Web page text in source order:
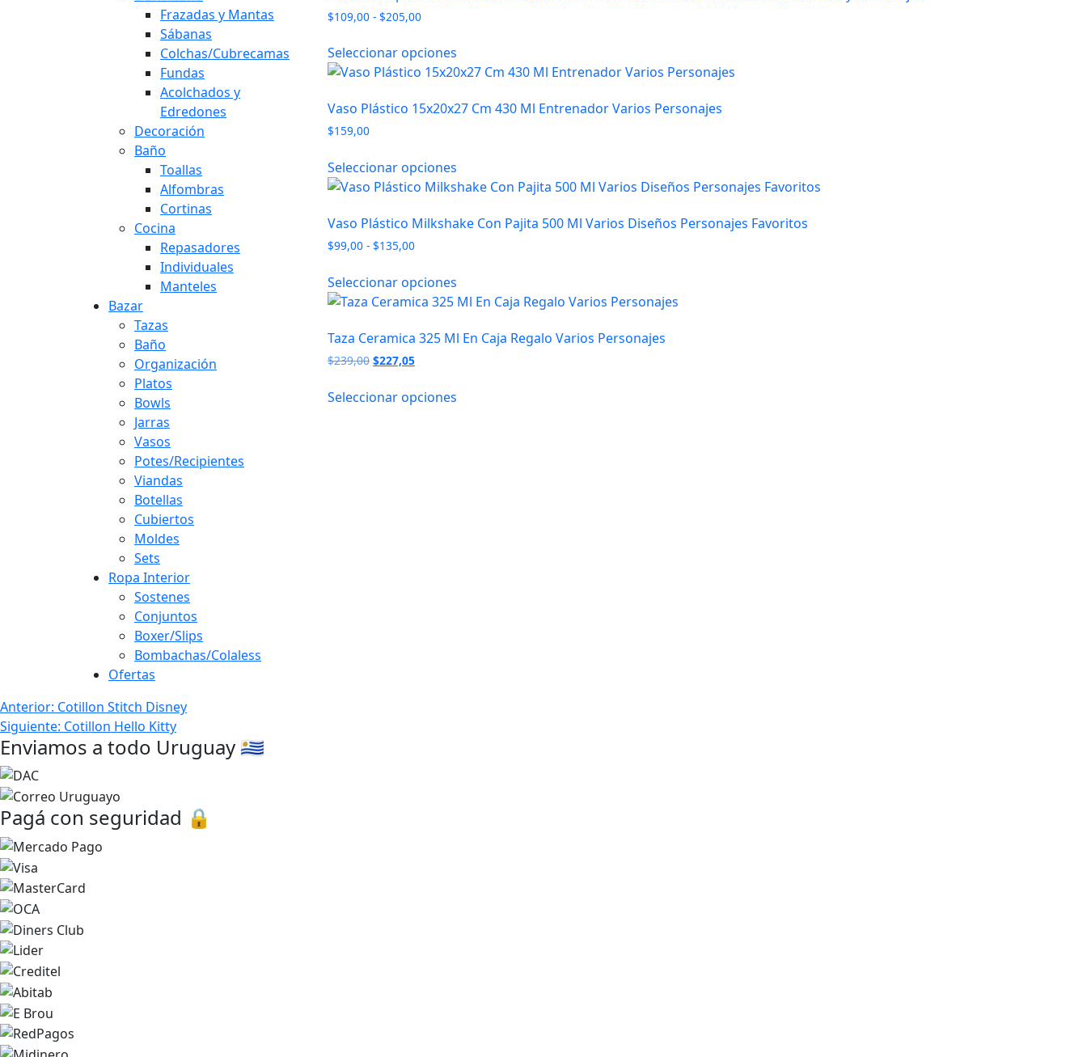
Frazadas y Mantas
Sábanas
Colchas/Cubrecamas
Fundas
Acolchados y
Edredones
Decoración
Baño
Toallas
Alfombras
Cortinas
Cocina
Repasadores
Individuales
Manteles
Bazar
Tazas
Baño
Organización
Platos
Bowls
Jarras
Vasos
Potes/Recipientes
Viandas
Botellas
Cubiertos
Moldes
Sets
Ropa Interior
Sostenes
Conjuntos
Boxer/Slips
Bombachas/Colaless
Ofertas
$109,00 - $205,00Rango
precios:
desde
$109,00
$205,00
Seleccionar opciones
Vaso Plástico 15x20x27 Cm 430 Ml Entrenador Varios Personajes
$159,00
Seleccionar opciones
Vaso Plástico Milkshake Con Pajita 500 Ml Varios Diseños Personajes Favoritos
$99,00 - $135,00Rango
precios:
desde
$99,00
$135,00
Seleccionar opciones
Taza Ceramica 325 Ml En Caja Regalo Varios Personajes
$239,00 El
original
$227,05El
actual
Seleccionar opciones
Navegación
de
entradas
Anterior: Cotillon Stitch Disney
Siguiente: Cotillon Hello Kitty
Enviamos a todo Uruguay 🇺🇾
Pagá con seguridad 🔒